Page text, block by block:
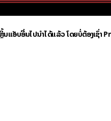
ນແອັບອື່ນໄປນຳໄດ້ແລ້ວ ໂດຍບໍ່ຕ້ອງເຊົ່າ